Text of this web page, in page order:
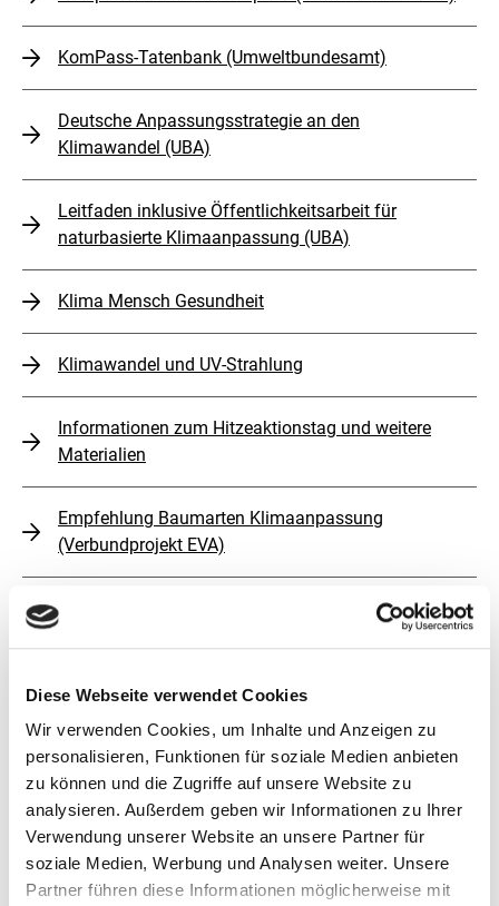
Diese Webseite verwendet Cookies
Wir verwenden Cookies, um Inhalte und Anzeigen zu
personalisieren, Funktionen für soziale Medien anbieten
zu können und die Zugriffe auf unsere Website zu
analysieren. Außerdem geben wir Informationen zu Ihrer
Verwendung unserer Website an unsere Partner für
soziale Medien, Werbung und Analysen weiter. Unsere
Partner führen diese Informationen möglicherweise mit
KomPass⁠-Tatenbank (Umweltbundesamt)
Deutsche Anpassungsstrategie an den
Klimawandel (UBA)
Leitfaden inklusive Öffentlichkeitsarbeit für
naturbasierte Klimaanpassung (UBA)
Klima Mensch Gesundheit
Klimawandel und UV-Strahlung
Informationen zum Hitzeaktionstag und weitere
Materialien
Empfehlung Baumarten Klimaanpassung
(Verbundprojekt EVA)
Evaluation und Datenschutzhinweise
2020 (Ramboll)(632 KB, PDF,
barrierefrei)
Zusammenfassung des
Abschlussberichts Evaluation der
Förderrichtlinie „Klimaanpassung in
sozialen Einrichtungen“ (AnpaSo) als